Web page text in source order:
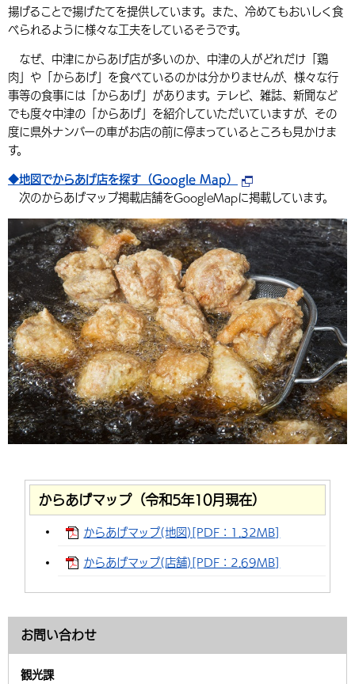
揚げることで揚げたてを提供しています。また、冷めてもおいしく食
べられるように様々な工夫をしているそうです。
なぜ、中津にからあげ店が多いのか、中津の人がどれだけ「鶏
肉」や「からあげ」を食べているのかは分かりませんが、様々な行
事等の食事には「からあげ」があります。テレビ、雑誌、新聞など
でも度々中津の「からあげ」を紹介していただいていますが、その
度に県外ナンバーの車がお店の前に停まっているところも見かけま
す。
◆地図でからあげ店を探す（Google Map）
次のからあげマップ掲載店舗をGoogleMapに掲載しています。
からあげマップ（令和5年10月現在）
からあげマップ(地図)[PDF：1.32MB]
からあげマップ(店舗)[PDF：2.69MB]
お問い合わせ
観光課